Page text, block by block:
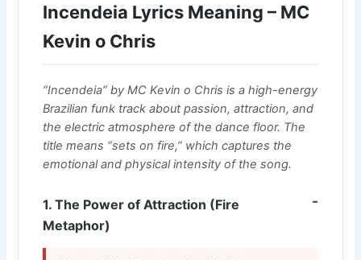
Incendeia Lyrics Meaning – MC
Kevin o Chris
“Incendeia” by MC Kevin o Chris is a high-energy
Brazilian funk track about passion, attraction, and
the electric atmosphere of the dance floor. The
title means “sets on fire,” which captures the
emotional and physical intensity of the song.
1. The Power of Attraction (Fire
Metaphor)